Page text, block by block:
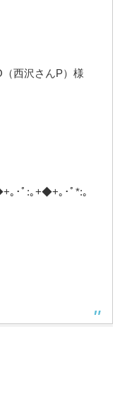
西沢さんP）様
｡･ﾟ:｡+◆+｡･ﾟ*:｡